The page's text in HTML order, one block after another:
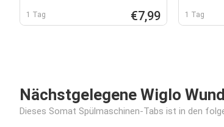
1 Tag €7,99 1 Tag
Nächstgelegene Wiglo
Dieses Somat Spülmaschinen-Tabs ist in den